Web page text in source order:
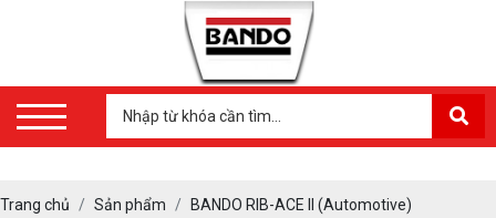
Trang chủ Sản phẩm
BANDO RIB-ACE II (Automotive)